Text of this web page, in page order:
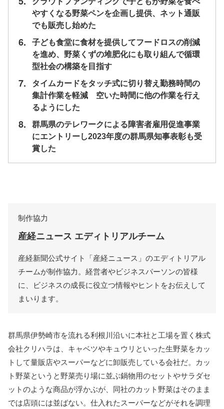
やすくなる野菜ペンを企画し提供、ネット通販
でも販売し始めた
6.
子ども食堂に食材を提供してフードロスの削減
を進め、野菜くずの堆肥化にも取り組んで循環
型社会の構築を目指す
7.
タイムカードをタッチ式に切り替え勤務時間の
集計作業を軽減 空いた時間に他の作業を行え
るようにした
8.
群馬県のテレワークによる障害者雇用促進事業
にエントリーし2023年度の群馬県知事表彰も受
賞した
制作協力
産経ニュース エディトリアルチーム
産経新聞公式サイト「産経ニュース」のエディトリアル
チームが制作協力。経営者やビジネスパーソンの皆様
に、ビジネスの成長に役立つ情報やヒントをお伝えして
まいります。
群馬県伊勢崎市を流れる利根川沿いに本社と工場を置く株式
会社クリハラは、キャベツやキュウリといった生野菜をカッ
トして量販店やスーパーなどに卸販売している会社だ。カッ
ト野菜というと野菜売り場に並ぶ鍋物用のセットやサラダセ
ットのような商品が浮かぶが、同社のカット野菜はそのまま
では店頭には並ばない。仕入れたスーパーなどがそれを調理